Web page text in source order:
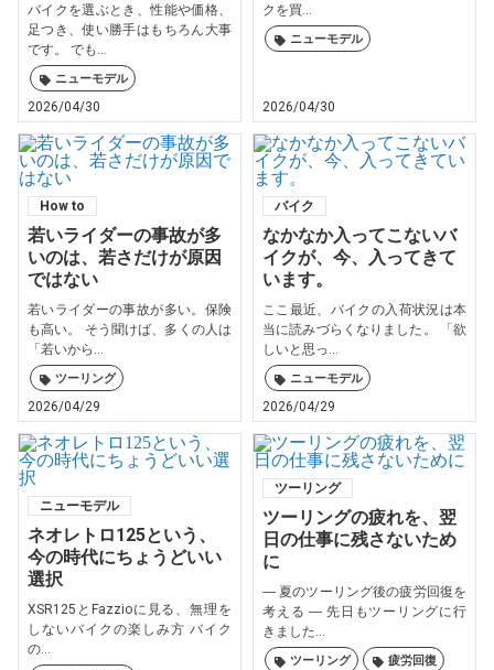
バイクを選ぶとき、性能や価格、
足つき、使い勝手はもちろん大事
です。 でも...
ニューモデル
2026/04/30
クを買...
ニューモデル
2026/04/30
How to
若いライダーの事故が多
いのは、若さだけが原因
ではない
若いライダーの事故が多い。保険
も高い。 そう聞けば、多くの人は
「若いから...
ツーリング
2026/04/29
バイク
なかなか入ってこないバ
イクが、今、入ってきて
います。
ここ最近、バイクの入荷状況は本
当に読みづらくなりました。 「欲
しいと思っ...
ニューモデル
2026/04/29
ニューモデル
ネオレトロ125という、
今の時代にちょうどいい
選択
XSR125とFazzioに見る、無理を
しないバイクの楽しみ方 バイク
の...
ツーリング
ツーリングの疲れを、翌
日の仕事に残さないため
に
― 夏のツーリング後の疲労回復を
考える ― 先日もツーリングに行
きました...
ツーリング 疲労回復